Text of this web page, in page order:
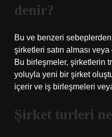
denir?
Bu ve benzeri
şirketleri satın alması
Bu birleşmeler, şirketlerin
yoluyla yeni bir şirket
içerir ve iş birleşmeleri
Şirket turleri